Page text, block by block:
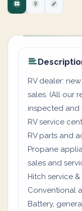
RV dealer:
sales. (All our
inspected and
RV service
RV parts and
Propane
sales and
Hitch service
Conventional
Battery,